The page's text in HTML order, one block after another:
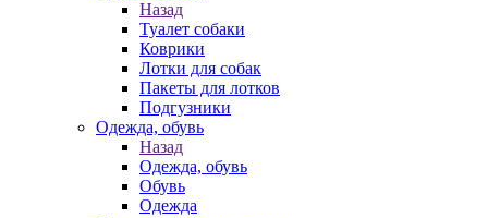
Назад
Туалет собаки
Коврики
Лотки для собак
Пакеты для лотков
Подгузники
Одежда, обувь
Назад
Одежда, обувь
Обувь
Одежда